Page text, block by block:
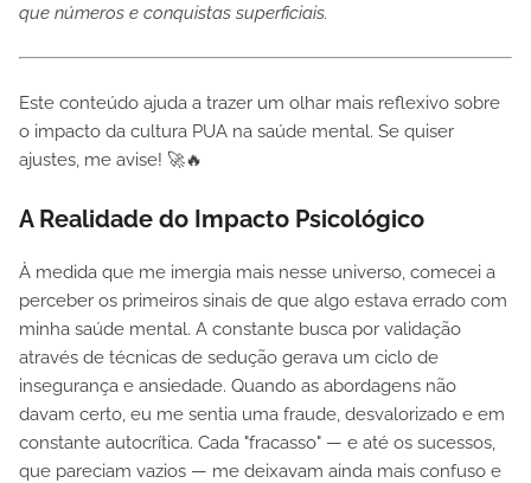
que números e conquistas superficiais.
Este conteúdo ajuda a trazer um olhar mais reflexivo sobre
o impacto da cultura PUA na saúde mental. Se quiser
ajustes, me avise! 🚀🔥
A Realidade do Impacto Psicológico
À medida que me imergia mais nesse universo, comecei a
perceber os primeiros sinais de que algo estava errado com
minha saúde mental. A constante busca por validação
através de técnicas de sedução gerava um ciclo de
insegurança e ansiedade. Quando as abordagens não
davam certo, eu me sentia uma fraude, desvalorizado e em
constante autocrítica. Cada "fracasso" — e até os sucessos,
que pareciam vazios — me deixavam ainda mais confuso e